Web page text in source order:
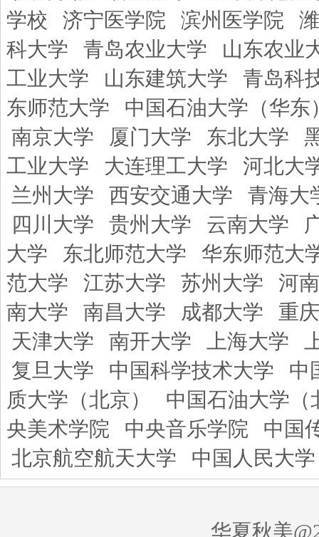
学校
济宁医学院 滨州医学院
科大学
青岛农业大学
山东农业
工业大学
山东建筑大学
青岛科
东师范大学
中国石油大学（华东
南京大学
厦门大学 东北大学
工业大学
大连理工大学
河北大
兰州大学
西安交通大学
青海大
四川大学
贵州大学 云南大学
大学
东北师范大学
华东师范大
范大学
江苏大学 苏州大学
河
南大学
南昌大学 成都大学
重
天津大学
南开大学 上海大学
复旦大学
中国科学技术大学
中
质大学（北京）
中国石油大学（
央美术学院
中央音乐学院
中国
北京航空航天大学
中国人民大学
华夏秋美